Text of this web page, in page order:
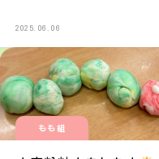
2025.06.06
もも組